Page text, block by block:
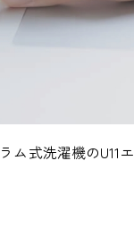
ム式洗濯機のU11